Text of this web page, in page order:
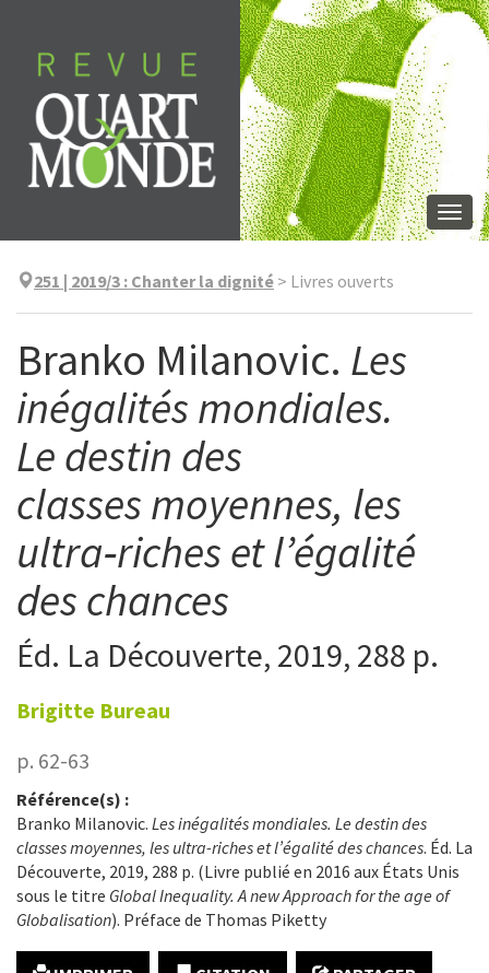
contenu
251 | 2019/3 : Chanter la dignité > Livres ouverts
Branko Milanovic. Les
inégalités mondiales.
Le destin des
classes moyennes, les
ultra‑riches et l’égalité
des chances
Éd. La Découverte, 2019, 288 p.
Brigitte Bureau
p. 62-63
Référence(s) :
Branko Milanovic. Les inégalités mondiales. Le destin des
classes moyennes, les ultra-riches et l’égalité des chances. Éd. La
Découverte, 2019, 288 p. (Livre publié en 2016 aux États Unis
sous le titre Global Inequality. A new Approach for the age of
Globalisation). Préface de Thomas Piketty